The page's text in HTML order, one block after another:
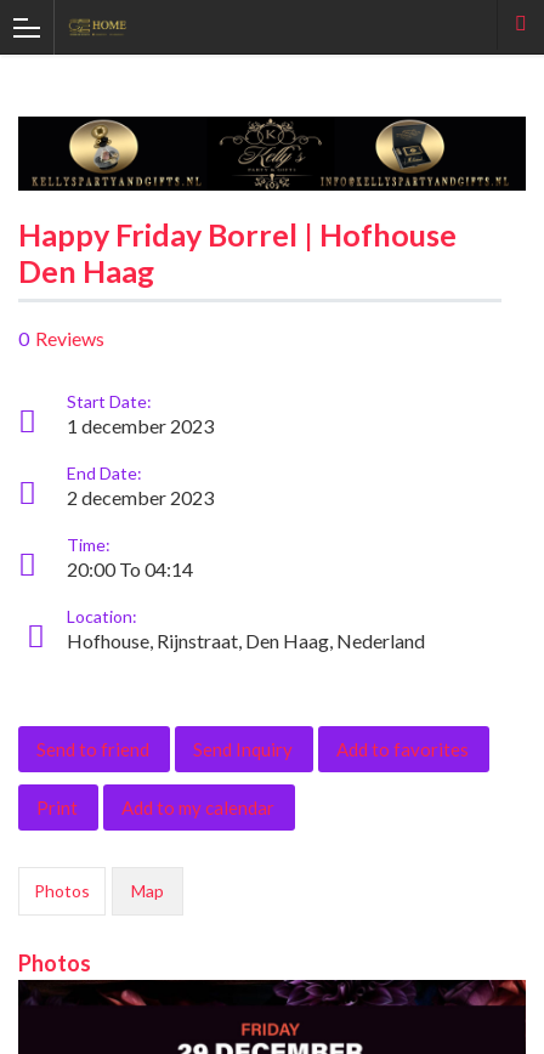
Happy Friday Borrel | Hofhouse
Den Haag
0 Reviews
Start Date:
1 december 2023
End Date:
2 december 2023
Time:
20:00 To 04:14
Location:
Hofhouse, Rijnstraat, Den Haag, Nederland
Send to friend Send Inquiry Add to favorites
Print Add to my calendar
Photos Map
Photos